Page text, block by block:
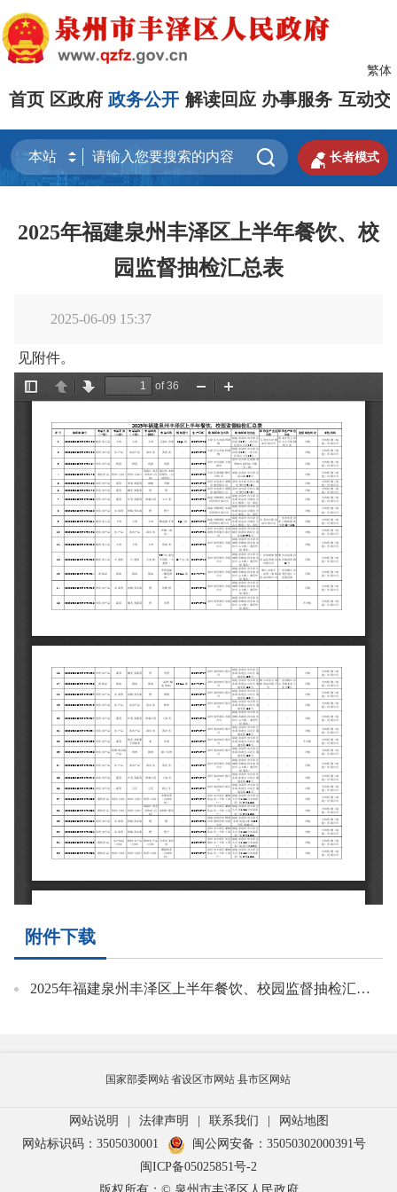
繁体
首页 区政府 政务公开 解读回应 办事服务 互动交
  长者模式
2025年福建泉州丰泽区上半年餐饮、校
园监督抽检汇总表
2025-06-09 15:37
见附件。
附件下载
2025年福建泉州丰泽区上半年餐饮、校园监督抽检汇总表.pdf
国家部委网站省设区市网站 县市区网站
网站说明 | 法律声明 | 联系我们 |
网站地图
网站标识码：3505030001
闽公网安备：35050302000391号
闽ICP备05025851号-2